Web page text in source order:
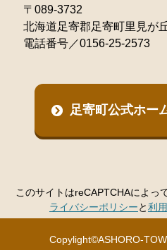
〒089-3732
北海道足寄郡足寄町里見が
電話番号／0156-25-2573
足寄町公式ホー
このサイトはreCAPTCHAによっ
ライバシーポリシーと利
Copylight©ASHORO-